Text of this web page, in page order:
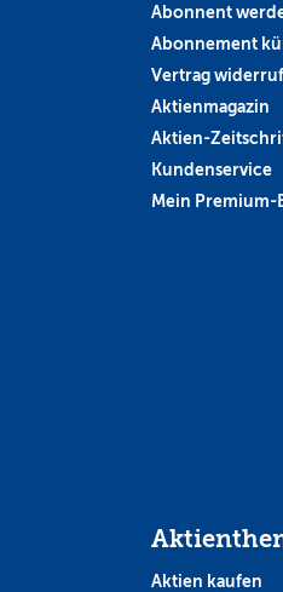
Abonnent
Abonnement
Vertrag
Aktienmagazin
Aktien-
Kundenservice
Mein Premium-
Aktien kaufen